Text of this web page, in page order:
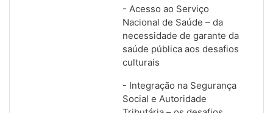
- Acesso ao Serviço
Nacional de Saúde – da
necessidade de garante da
saúde pública aos desafios
culturais
- Integração na Segurança
Social e Autoridade